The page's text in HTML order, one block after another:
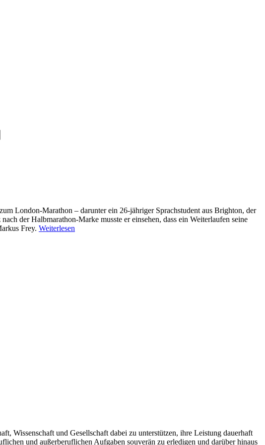
London-Marathon – darunter ein 26-jähriger Sprachstudent aus Brighton, der
der Halbmarathon-Marke musste er einsehen, dass ein Weiterlaufen seine
Frey. Weiterlesen
Wissenschaft und Gesellschaft dabei zu unterstützen, ihre Leistung dauerhaft
und außerberuflichen Aufgaben souverän zu erledigen und darüber hinaus